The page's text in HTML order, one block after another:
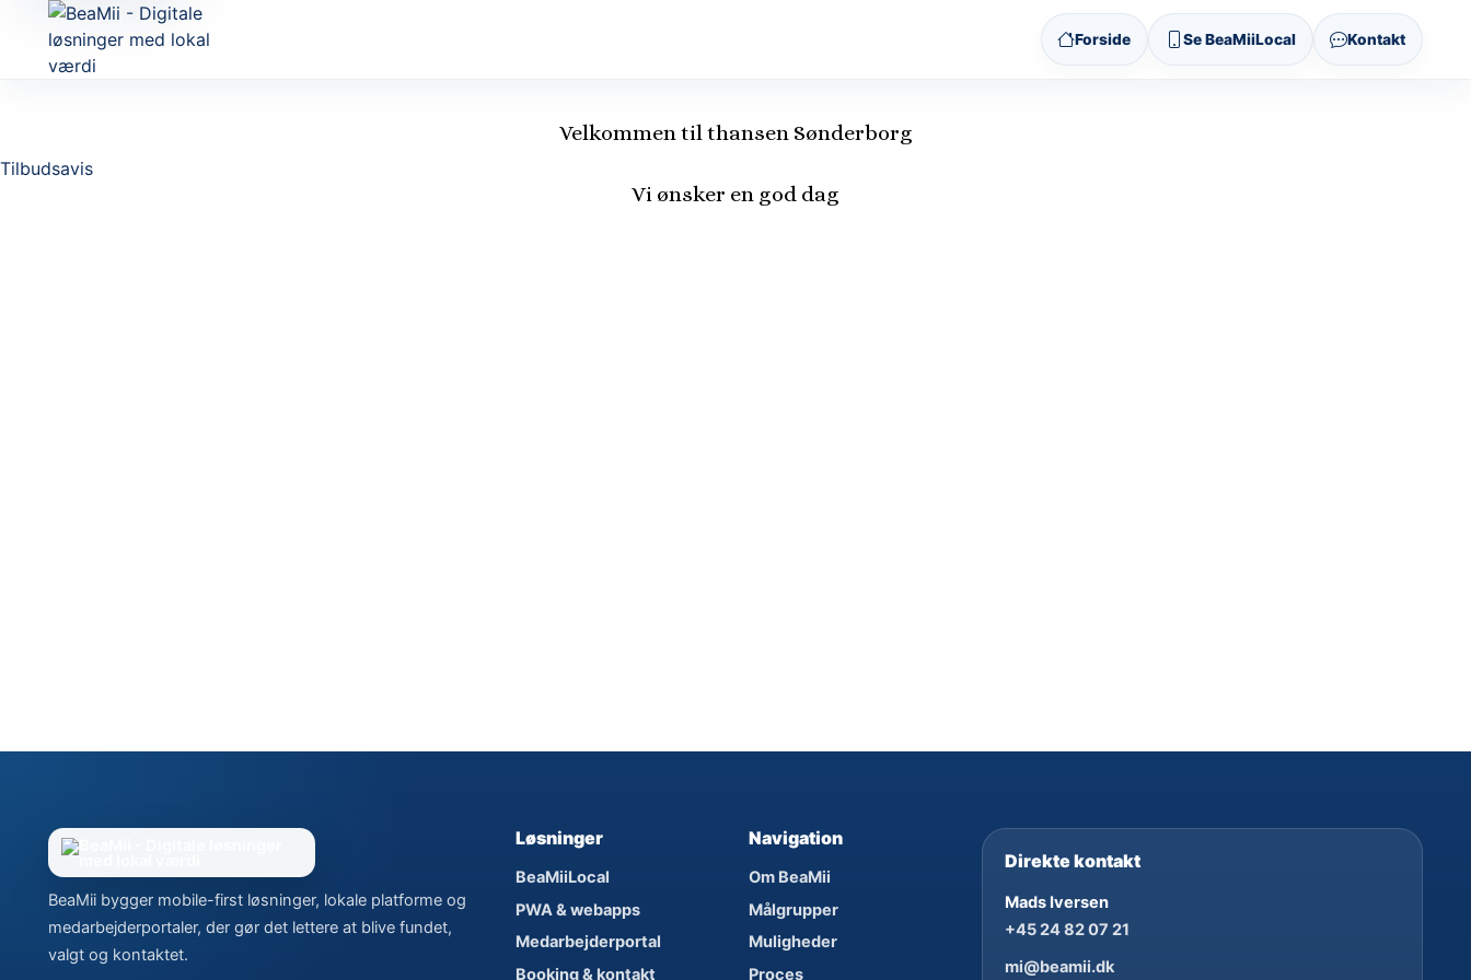
Forside Se BeaMiiLocal Kontakt
Velkommen til thansen Sønderborg
Tilbudsavis
Vi ønsker en god dag
BeaMii bygger mobile-first løsninger, lokale platforme og
medarbejderportaler, der gør det lettere at blive fundet,
valgt og kontaktet.
Løsninger
BeaMiiLocal
PWA & webapps
Medarbejderportal
Booking & kontakt
Navigation
Om BeaMii
Målgrupper
Muligheder
Proces
Direkte kontakt
Mads Iversen
+45 24 82 07 21
mi@beamii.dk